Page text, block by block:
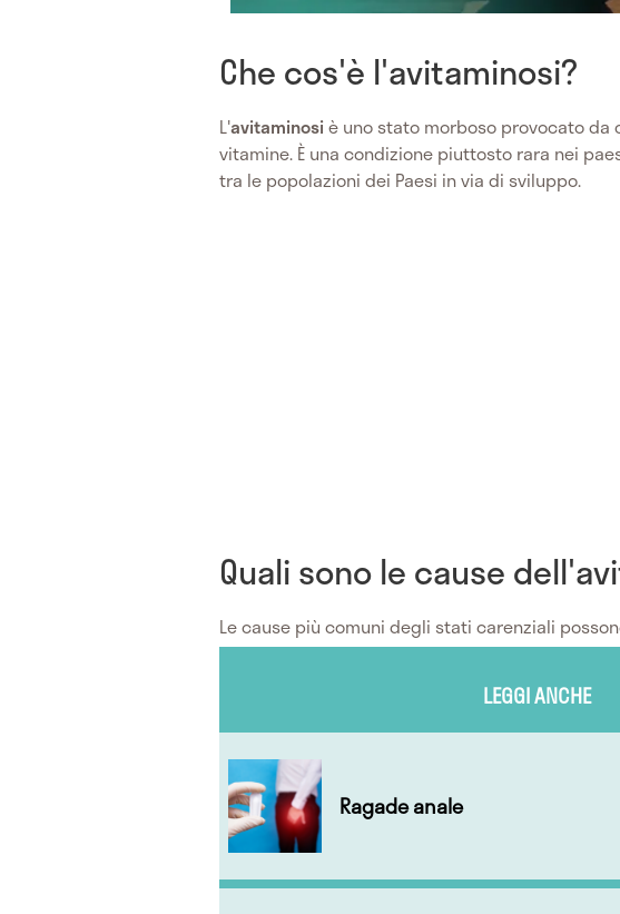
Che cos'è l'avitaminosi?
L'avitaminosiè uno stato morboso provocato da
vitamine. È una condizione piuttosto rara nei
tra le popolazioni dei Paesi in via di sviluppo.
Quali sono le cause
Le cause più comuni degli stati carenziali
LEGGI ANCHE
Ragade anale